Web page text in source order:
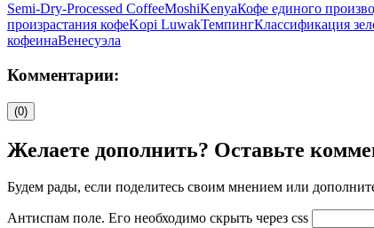
Semi-Dry-Processed CoffeeMoshiKenyaКофе единого
произрастания кофеKopi LuwakТемпингКлассификация
кофеинаВенесуэла
Комментарии:
(0)
Желаете дополнить? Оставьте
Будем рады, если поделитесь своим мнением или
Антиспам поле. Его необходимо скрыть через css